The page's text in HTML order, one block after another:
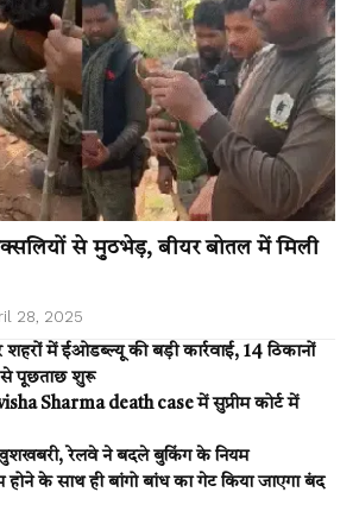
से मुठभेड़, बीयर बोतल में मिली
28, 2025
में ईओडब्ल्यू की बड़ी कार्रवाई, 14 ठिकानों
से पूछताछ शुरू
Sharma death case में सुप्रीम कोर्ट में
खुशखबरी, रेलवे ने बदले बुकिंग के नियम
के साथ ही बांगो बांध का गेट किया जाएगा बंद